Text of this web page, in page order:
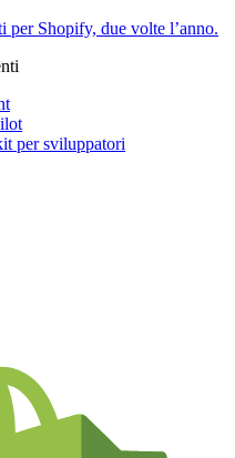
per Shopify, due volte l’anno.
per sviluppatori